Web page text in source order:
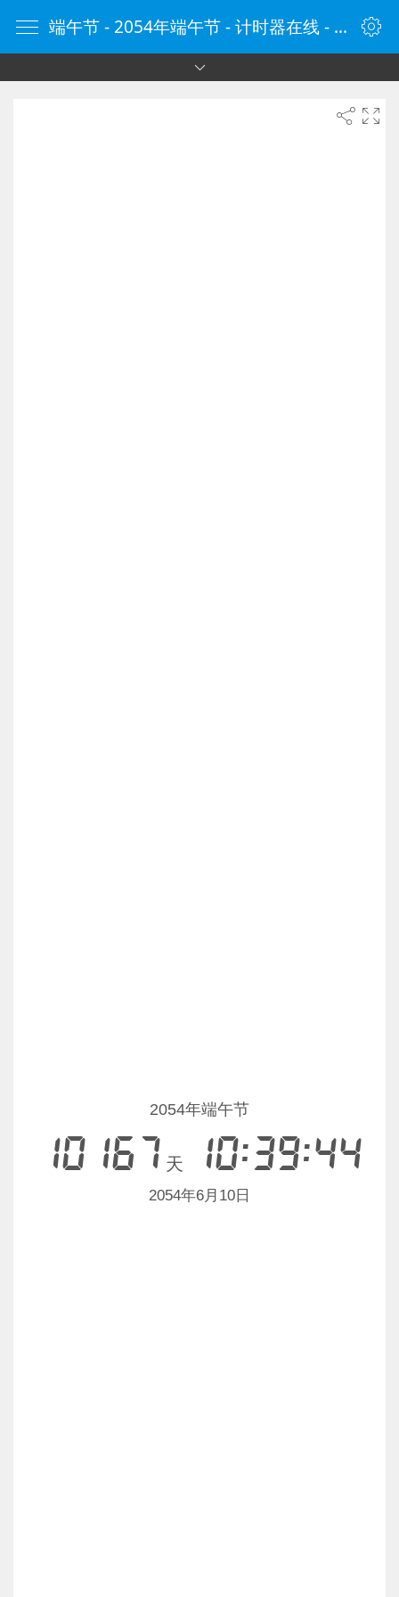
端午节 - 2054年端午节 - 计时器在线 - 计时器网 - 定时器 - 在线定时器 - 在线计时器 - 倒计时器 - ClockCn.com
10167 天 10:39:44
2054年端午节
2054年6月10日